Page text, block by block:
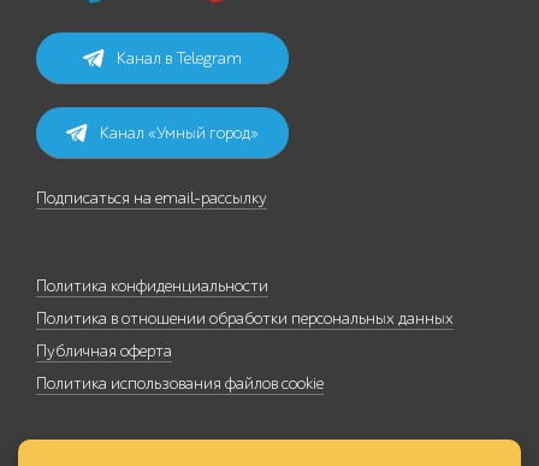
Канал в Telegram
Канал «Умный город»
Подписаться на email-рассылку
Политика конфиденциальности
Политика в отношении обработки персональных данных
Публичная оферта
Политика использования файлов cookie